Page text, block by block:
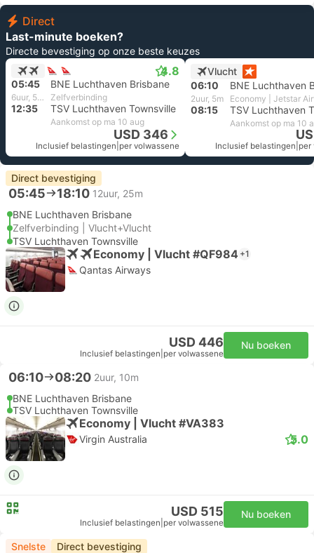
Direct
Last-minute boeken?
Directe bevestiging op onze beste keuzes
4.8
05:45 BNE Luchthaven Brisbane
6uur, 50m Zelfverbinding
12:35 TSV Luchthaven Townsville
Aankomst op ma 10 aug
USD 346
Inclusief belastingen per volwassene
Vlucht
06:10
BNE Luchthaven
2uur, 5m Economy | Jetstar
08:15 TSV Luchthaven
Aankomst op ma 10
Inclusief belastingen per
Direct bevestiging
05:45 18:10 12uur, 25m
BNE Luchthaven Brisbane
Zelfverbinding | Vlucht+Vlucht
TSV Luchthaven Townsville
Economy | Vlucht #QF984 +1
Qantas Airways
USD 446
Inclusief belastingen per volwassene
Nu boeken
06:10 08:20 2uur, 10m
BNE Luchthaven Brisbane
TSV Luchthaven Townsville
Economy | Vlucht #VA383
Virgin Australia 5.0
USD 515
Inclusief belastingen per volwassene
Nu boeken
Snelste Direct bevestiging